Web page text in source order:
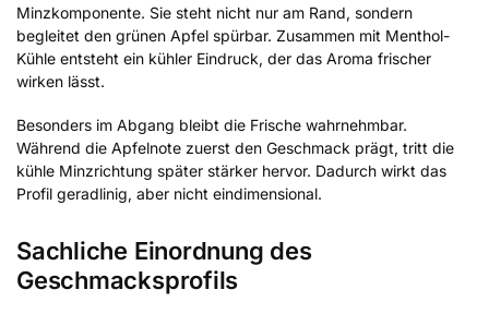
Minzkomponente. Sie steht nicht nur am Rand, sondern
begleitet den grünen Apfel spürbar. Zusammen mit Menthol-
Kühle entsteht ein kühler Eindruck, der das Aroma frischer
wirken lässt.
Besonders im Abgang bleibt die Frische wahrnehmbar.
Während die Apfelnote zuerst den Geschmack prägt, tritt die
kühle Minzrichtung später stärker hervor. Dadurch wirkt das
Profil geradlinig, aber nicht eindimensional.
Sachliche Einordnung des
Geschmacksprofils